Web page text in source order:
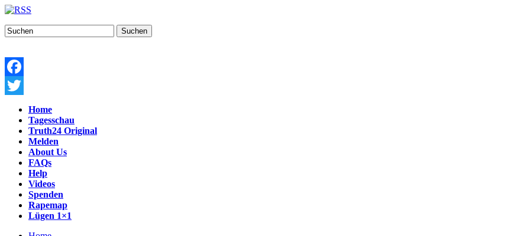
Suchen
Facebook
Twitter
Home
Tagesschau
Truth24 Original
Melden
About Us
FAQs
Help
Videos
Spenden
Rapemap
Lügen 1×1